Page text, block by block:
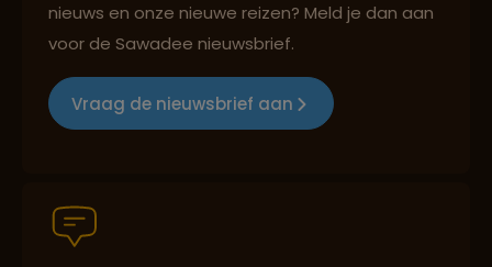
nieuws en onze nieuwe reizen? Meld je dan aan
voor de Sawadee nieuwsbrief.
Vraag de nieuwsbrief aan